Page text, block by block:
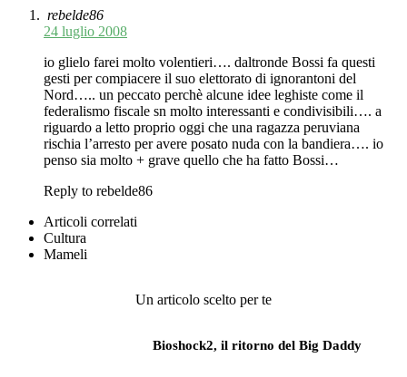
rebelde86
24 luglio 2008
io glielo farei molto volentieri…. daltronde Bossi fa questi
gesti per compiacere il suo elettorato di ignorantoni del
Nord….. un peccato perchè alcune idee leghiste come il
federalismo fiscale sn molto interessanti e condivisibili…. a
riguardo a letto proprio oggi che una ragazza peruviana
rischia l’arresto per avere posato nuda con la bandiera…. io
penso sia molto + grave quello che ha fatto Bossi…
Reply to rebelde86
Articoli correlati
Cultura
Mameli
Un articolo scelto per te
Bioshock2, il ritorno del Big Daddy